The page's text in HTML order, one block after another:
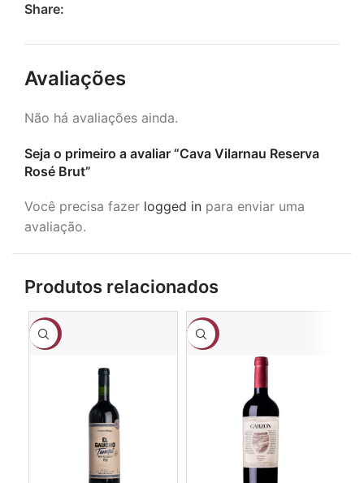
Share:
Avaliações
Não há avaliações ainda.
Seja o primeiro a avaliar “Cava Vilarnau Reserva
Rosé Brut”
Você precisa fazer logged in para enviar uma
avaliação.
Produtos relacionados
-17% -18%